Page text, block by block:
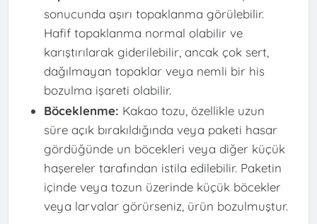
sonucunda aşırı topaklanma görülebilir.
Hafif topaklanma normal olabilir ve
karıştırılarak giderilebilir, ancak çok sert,
dağılmayan topaklar veya nemli bir his
bozulma işareti olabilir.
Böceklenme: Kakao tozu, özellikle uzun
süre açık bırakıldığında veya paketi hasar
gördüğünde un böcekleri veya diğer küçük
haşereler tarafından istila edilebilir. Paketin
içinde veya tozun üzerinde küçük böcekler
veya larvalar görürseniz, ürün bozulmuştur.